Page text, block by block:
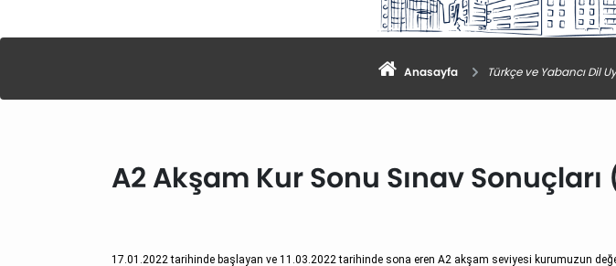
Anasayfa Türkçe ve Yabancı Dil
A2 Akşam Kur Sonu Sınav
17.01.2022 tarihinde başlayan ve 11.03.2022 tarihinde sona eren A2 akşam seviyesi kurumuzun